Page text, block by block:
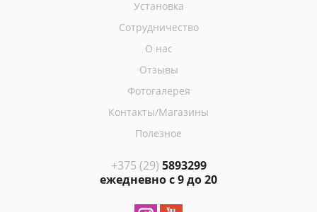
Установка
Сотрудничество
О нас
Отзывы
Фотогалерея
Контакты/Магазины
Полезное
+375 (29) 5893299
ежедневно с 9 до 20